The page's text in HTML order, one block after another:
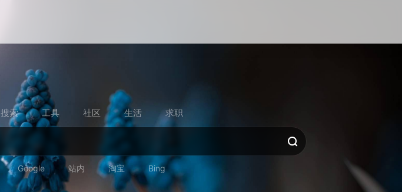
搜索 工具 社区 生活 求职
Google 站内 淘宝 Bing